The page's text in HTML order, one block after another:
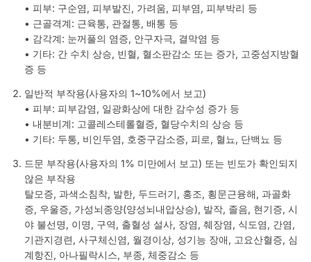
• 피부: 구순염, 피부발진, 가려움, 피부염, 피부박리 등
• 근골격계: 근육통, 관절통, 배통 등
• 감각계: 눈꺼풀의 염증, 안구자극, 결막염 등
• 기타: 간 수치 상승, 빈혈, 혈소판감소 또는 증가, 고중성지방혈
증 등
일반적 부작용(사용자의 1~10%에서 보고)
• 피부: 피부감염, 일광화상에 대한 감수성 증가 등
• 내분비계: 고콜레스테롤혈증, 혈당수치의 상승 등
• 기타: 두통, 비인두염, 호중구감소증, 피로, 혈뇨, 단백뇨 등
드문 부작용(사용자의 1% 미만에서 보고) 또는 빈도가 확인되지
않은 부작용
탈모증, 과색소침착, 발한, 두드러기, 홍조, 횡문근융해, 과골화
증, 우울증, 가성뇌종양(양성뇌내압상승), 발작, 졸음, 현기증, 시
야 불선명, 이명, 구역, 출혈성 설사, 장염, 췌장염, 식도염, 간염,
기관지경련, 사구체신염, 월경이상, 성기능 장애, 고요산혈증, 심
계항진, 아나필락시스, 부종, 체중감소 등